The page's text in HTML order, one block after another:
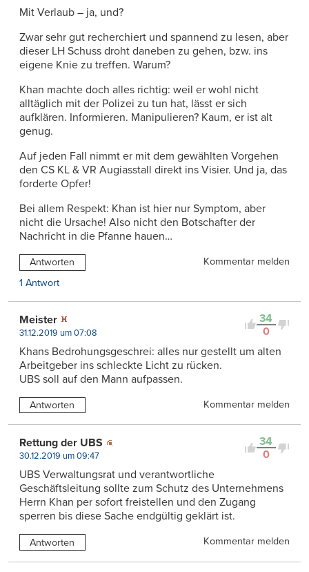
Mit Verlaub – ja, und?
Zwar sehr gut recherchiert und spannend zu lesen, aber
dieser LH Schuss droht daneben zu gehen, bzw. ins
eigene Knie zu treffen. Warum?
Khan machte doch alles richtig: weil er wohl nicht
alltäglich mit der Polizei zu tun hat, lässt er sich
aufklären. Informieren. Manipulieren? Kaum, er ist alt
genug.
Auf jeden Fall nimmt er mit dem gewählten Vorgehen
den CS KL & VR Augiasstall direkt ins Visier. Und ja, das
forderte Opfer!
Bei allem Respekt: Khan ist hier nur Symptom, aber
nicht die Ursache! Also nicht den Botschafter der
Nachricht in die Pfanne hauen…
Antworten
Kommentar melden
1 Antwort
34
0
Meister
31.12.2019 um 07:08
Khans Bedrohungsgeschrei: alles nur gestellt um alten
Arbeitgeber ins schleckte Licht zu rücken.
UBS soll auf den Mann aufpassen.
Antworten Kommentar melden
34
0
Rettung der UBS
30.12.2019 um 09:47
UBS Verwaltungsrat und verantwortliche
Geschäftsleitung sollte zum Schutz des Unternehmens
Herrn Khan per sofort freistellen und den Zugang
sperren bis diese Sache endgültig geklärt ist.
Antworten Kommentar melden